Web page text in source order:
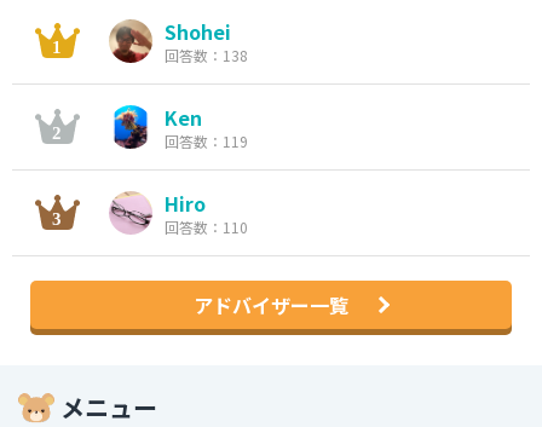
Shohei
回答数：138
Ken
回答数：119
Hiro
回答数：110
アドバイザー一覧
メニュー